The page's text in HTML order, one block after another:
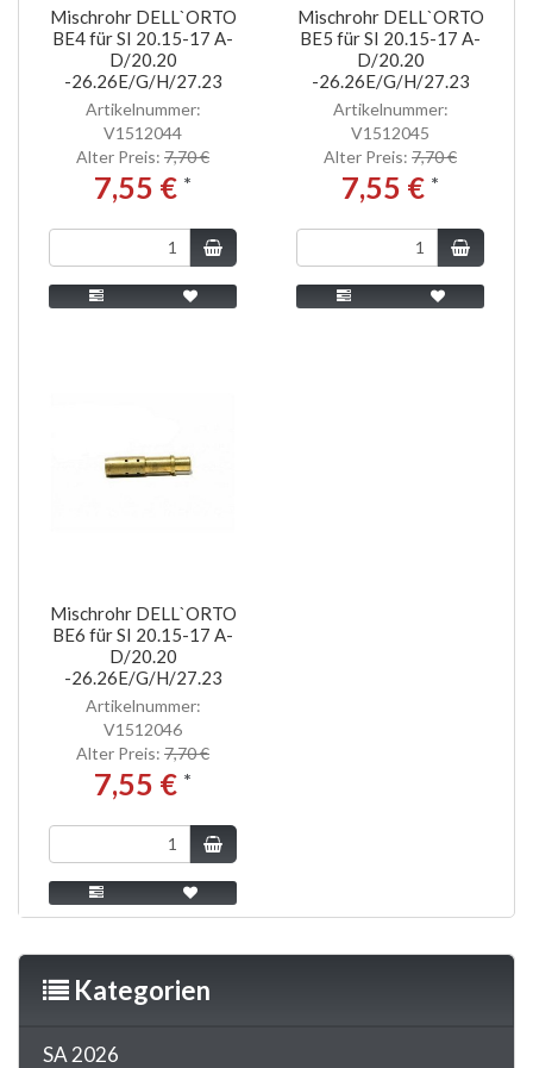
Mischrohr DELL`ORTO
BE4 für SI 20.15-17 A-
D/20.20
-26.26E/G/H/27.23
Artikelnummer:
V1512044
Alter Preis: 7,70 €
7,55 € *
Mischrohr DELL`ORTO
BE5 für SI 20.15-17 A-
D/20.20
-26.26E/G/H/27.23
Artikelnummer:
V1512045
Alter Preis: 7,70 €
7,55 € *
Mischrohr DELL`ORTO
BE6 für SI 20.15-17 A-
D/20.20
-26.26E/G/H/27.23
Artikelnummer:
V1512046
Alter Preis: 7,70 €
7,55 € *
Kategorien
SA 2026